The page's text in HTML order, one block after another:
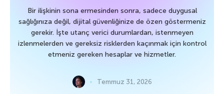
Bir ilişkinin sona ermesinden sonra, sadece duygusal
sağlığınıza değil, dijital güvenliğinize de özen göstermeniz
gerekir. İşte utanç verici durumlardan, istenmeyen
izlenmelerden ve gereksiz risklerden kaçınmak için kontrol
etmeniz gereken hesaplar ve hizmetler.
Temmuz 31, 2026